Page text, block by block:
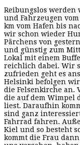
Reibungslos werden
und Fahrzeugen
km vom Hafen bis
wir schon wieder
Pärchens von
und günstig zum
Lokal mit einem
reichlich dabei. Wir
zufrieden geht es
Helsinki befolgen
die Felsenkirche an.
die auf dem Wimpel
liest. Daraufhin
sind ganz
Fahrrad fahren.
Kiel und so besteht
kommt die Frau